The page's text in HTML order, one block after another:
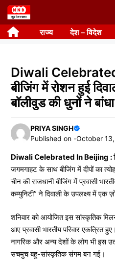
Skip
to
content राज्य देश – विदेश
Diwali
बीजिंग में रोशन हुई
बॉलीवुड की धुनों ने
PRIYA SINGH
Published on -October
Diwali Celebrated In Beijing :
जगमगाहट के साथ बीजिंग में दीपों का
चीन की राजधानी बीजिंग में प्रवासी
कम्युनिटी” ने दिवाली के उपलक्ष्य में एक
शनिवार को आयोजित इस सांस्कृतिक
आए प्रवासी भारतीय परिवार एकत्रित
नागरिक और अन्य देशों के लोग भी इस
सचमुच बहु-सांस्कृतिक संगम बन गई।